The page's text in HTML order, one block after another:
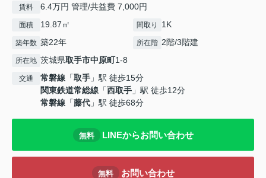
賃料 6.4万円 管理/共益費 7,000円
面積 19.87㎡ 間取り 1K
築年数 築22年 所在階 2階/3階建
所在地 茨城県取手市中原町1-8
交通 常磐線 「取手 」駅 徒歩15分
関東鉄道常総線 「西取手 」駅 徒歩12分
常磐線 「藤代 」駅 徒歩68分
無料 LINEからお問い合わせ
無料 お問い合わせ